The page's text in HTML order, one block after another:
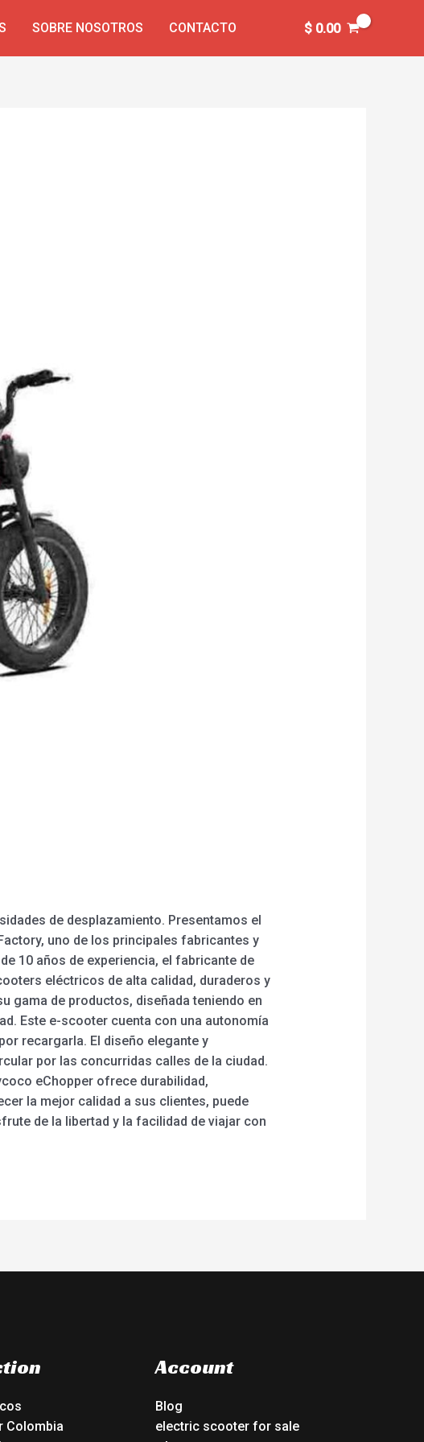
SOBRE NOSOTROS CONTACTO $0.00
de desplazamiento. Presentamos el
uno de los principales fabricantes y
10 años de experiencia, el fabricante de
eléctricos de alta calidad, duraderos y
gama de productos, diseñada teniendo en
Este e-scooter cuenta con una autonomía
recargarla. El diseño elegante y
por las concurridas calles de la ciudad.
eChopper ofrece durabilidad,
la mejor calidad a sus clientes, puede
de la libertad y la facilidad de viajar con
Colombia
Account
Blog
electric scooter for sale